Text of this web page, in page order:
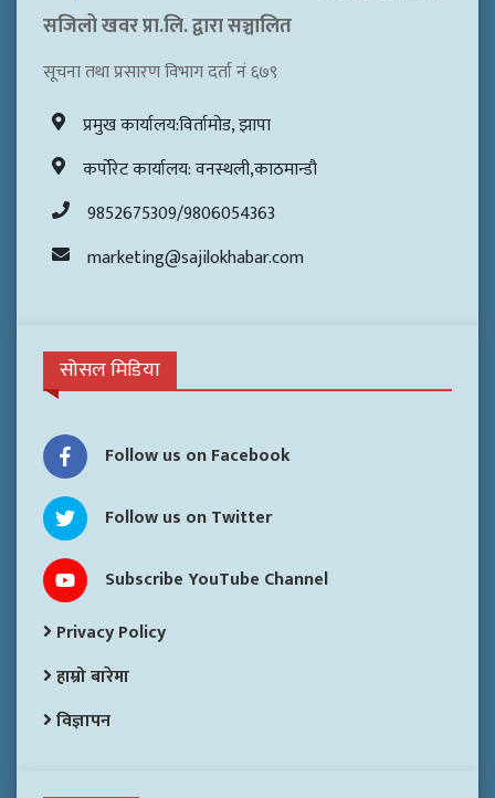
सजिलो खवर प्रा.लि. द्वारा सञ्चालित
सूचना तथा प्रसारण विभाग दर्ता नं ६७९
प्रमुख कार्यालय:विर्तामोड, झापा
कर्पोरेट कार्यालय: वनस्थली,काठमान्डौ
9852675309/9806054363
marketing@sajilokhabar.com
सोसल मिडिया
Follow us on Facebook
Follow us on Twitter
Subscribe YouTube Channel
Privacy Policy
हाम्रो बारेमा
विज्ञापन